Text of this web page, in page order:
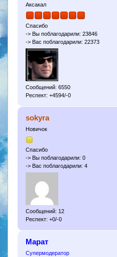
Аксакал
Спасибо
-> Вы поблагодарили: 23846
-> Вас поблагодарили: 22373
Сообщений: 6550
Респект: +4594/-0
sokyra
Новичок
Спасибо
-> Вы поблагодарили: 0
-> Вас поблагодарили: 4
Сообщений: 12
Респект: +0/-0
Марат
Супермодератор